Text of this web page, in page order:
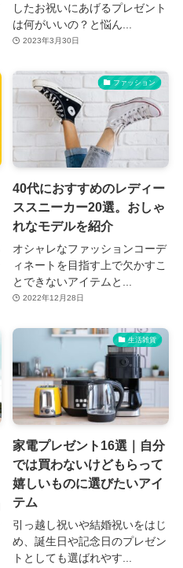
したお祝いにあげるプレゼント
は何がいいの？と悩ん...
2023年3月30日
ファッション
40代におすすめのレディー
ススニーカー20選。おしゃ
れなモデルを紹介
オシャレなファッションコーデ
ィネートを目指す上で欠かすこ
とできないアイテムと...
2022年12月28日
生活雑貨
家電プレゼント16選｜自分
では買わないけどもらって
嬉しいものに選びたいアイ
テム
引っ越し祝いや結婚祝いをはじ
め、誕生日や記念日のプレゼン
トとしても選ばれやす...